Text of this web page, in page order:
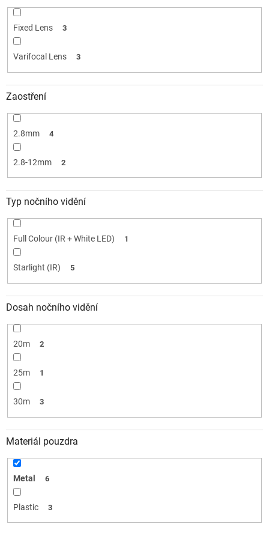
Fixed Lens 3
Varifocal Lens 3
Zaostření
2.8mm 4
2.8-12mm 2
Typ nočního vidění
Full Colour (IR + White LED) 1
Starlight (IR) 5
Dosah nočního vidění
20m 2
25m 1
30m 3
Materiál pouzdra
Metal 6
Plastic 3